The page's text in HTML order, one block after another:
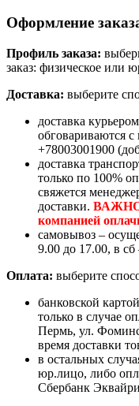
Оформление
Профиль заказа:
заказ: физическое или
Доставка: выберите
доставка
обговариваются
+78003001900
доставка
только по 100%
свяжется
доставки. ВАЖНО!
компанией
самовывоз –
9.00 до 17.00, в
Оплата: выберите
банковской
только в случае
Пермь, ул.
время доставки
в остальных
юр.лицо, либо
Сбербанк